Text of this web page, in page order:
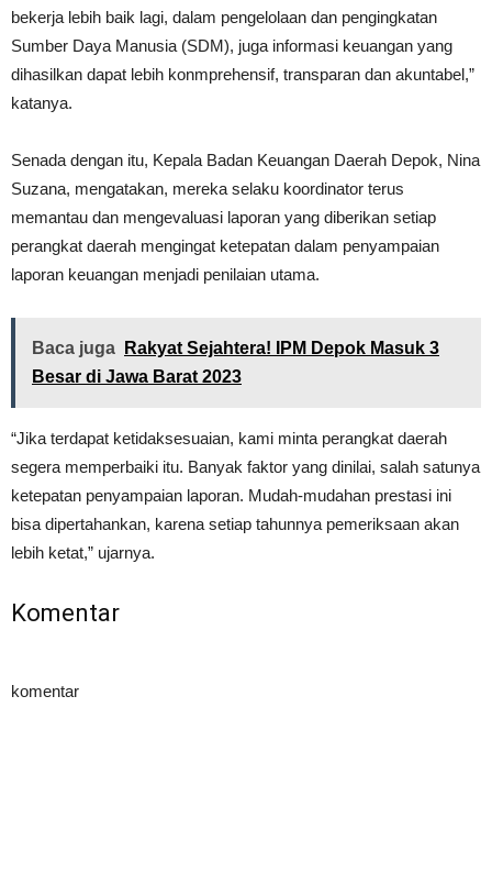
bekerja lebih baik lagi, dalam pengelolaan dan pengingkatan
Sumber Daya Manusia (SDM), juga informasi keuangan yang
dihasilkan dapat lebih konmprehensif, transparan dan akuntabel,”
katanya.
Senada dengan itu, Kepala Badan Keuangan Daerah Depok, Nina
Suzana, mengatakan, mereka selaku koordinator terus
memantau dan mengevaluasi laporan yang diberikan setiap
perangkat daerah mengingat ketepatan dalam penyampaian
laporan keuangan menjadi penilaian utama.
Baca juga
Rakyat Sejahtera! IPM Depok Masuk 3
Besar di Jawa Barat 2023
“Jika terdapat ketidaksesuaian, kami minta perangkat daerah
segera memperbaiki itu. Banyak faktor yang dinilai, salah satunya
ketepatan penyampaian laporan. Mudah-mudahan prestasi ini
bisa dipertahankan, karena setiap tahunnya pemeriksaan akan
lebih ketat,” ujarnya.
Komentar
komentar